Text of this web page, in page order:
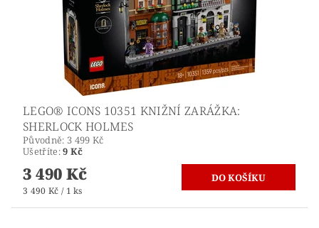
LEGO® ICONS 10351 KNIŽNÍ ZARÁŽKA:
SHERLOCK HOLMES
Původně: 3 499 Kč
Ušetříte:9 Kč
3 490 Kč
3 490 Kč / 1 ks